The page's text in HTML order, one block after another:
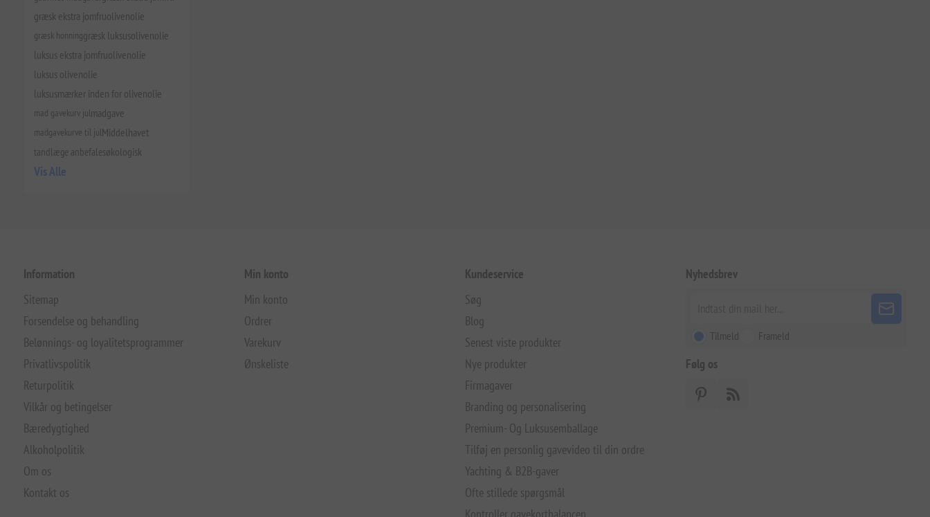
græsk ekstra jomfruolivenolie
græsk honninggræsk luksusolivenolie
luksus ekstra jomfruolivenolie
luksus olivenolie
luksusmærker inden for olivenolie
mad gavekurv julmadgave
madgavekurve til julMiddelhavet
tandlæge anbefalesøkologisk
Vis Alle
Information
Sitemap
Forsendelse og behandling
Belønnings- og loyalitetsprogrammer
Privatlivspolitik
Returpolitik
Vilkår og betingelser
Bæredygtighed
Alkoholpolitik
Om os
Kontakt os
Min konto
Min konto
Ordrer
Varekurv
Ønskeliste
Kundeservice
Søg
Blog
Senest viste produkter
Nye produkter
Firmagaver
Branding og personalisering
Premium- Og Luksusemballage
Tilføj en personlig gavevideo til din ordre
Yachting & B2B-gaver
Ofte stillede spørgsmål
Kontroller gavekortbalancen
Nyhedsbrev
Tilmeld Frameld
Følg os